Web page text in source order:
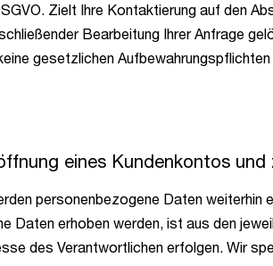
Zielt Ihre Kontaktierung auf den
Bearbeitung Ihrer Anfrage
gesetzlichen
eines Kundenkontos und
personenbezogene Daten
Daten erhoben werden, ist aus den
des Verantwortlichen erfolgen. Wir